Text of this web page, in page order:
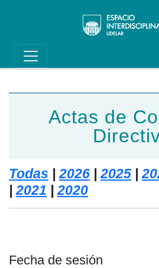
Main navigation
Actas de
Todas | 2026 | 2025 |
| 2021 | 2020
Fecha de sesión